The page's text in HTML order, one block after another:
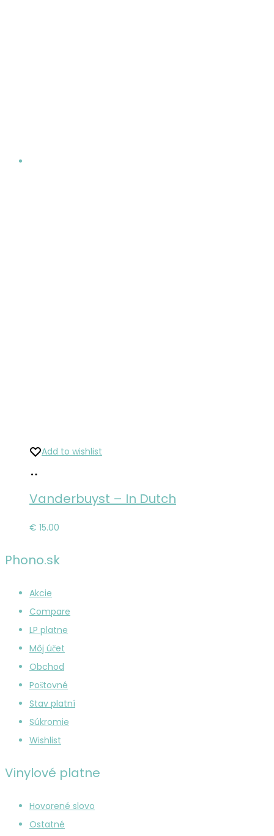
Add to wishlist
košíka
Vanderbuyst – In Dutch
€ 15.00
Phono.sk
Akcie
Compare
LP platne
Môj účet
Obchod
Poštovné
Stav platní
Súkromie
Wishlist
Vinylové platne
Hovorené slovo
Ostatné